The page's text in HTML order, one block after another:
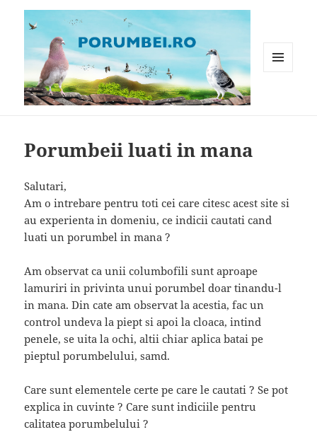
Porumbeii luati in mana
Salutari,
Am o intrebare pentru toti cei care citesc acest site si
au experienta in domeniu, ce indicii cautati cand
luati un porumbel in mana ?
Am observat ca unii columbofili sunt aproape
lamuriri in privinta unui porumbel doar tinandu-l
in mana. Din cate am observat la acestia, fac un
control undeva la piept si apoi la cloaca, intind
penele, se uita la ochi, altii chiar aplica batai pe
pieptul porumbelului, samd.
Care sunt elementele certe pe care le cautati ? Se pot
explica in cuvinte ? Care sunt indiciile pentru
calitatea porumbelului ?